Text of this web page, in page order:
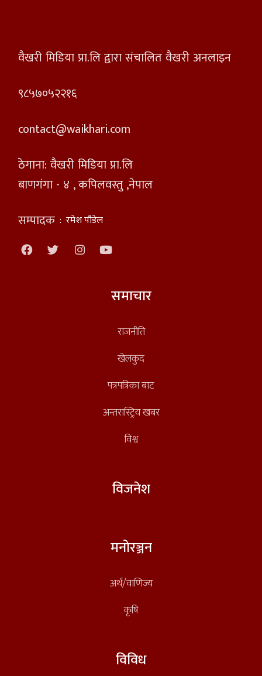
वैखरी मिडिया प्रा.लि द्वारा संचालित वैखरी अनलाइन
९८५७०५२२१६
contact@waikhari.com
ठेगाना: वैखरी मिडिया प्रा.लि
बाणगंगा - ४ , कपिलवस्तु ,नेपाल
सम्पादक : रमेश पौडेल
समाचार
राजनीति
खेलकुद
पत्रपत्रिका बाट
अन्तरास्ट्रिय खबर
विश्व
विजनेश
मनोरञ्जन
अर्थ/वाणिज्य
कृषि
विविध